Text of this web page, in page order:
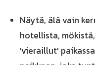
Näytä, älä vain
hotellista,
'vieraillut'